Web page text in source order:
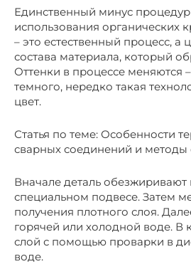
Единственный минус
использования органических
– это естественный процесс, а
состава материала, который
Оттенки в процессе меняются
темного, нередко такая
цвет.
Статья по теме: Особенности
сварных соединений и методы
Вначале деталь обезжиривают
специальном подвесе. Затем
получения плотного слоя.
горячей или холодной воде. В
слой с помощью проварки в
воде.